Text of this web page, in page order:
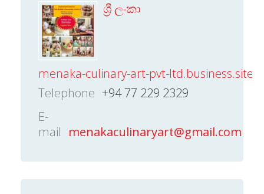
ශ්‍රී ලංකා
menaka-culinary-art-pvt-ltd.business.site
Telephone +94 77 229 2329
E-
mail menakaculinaryart@gmail.com